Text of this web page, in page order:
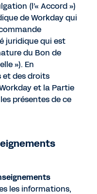
(l’« Accord »)
de Workday qui
juridique qui est
du Bon de
»). En
des droits
et la Partie
présentes de ce
les informations,